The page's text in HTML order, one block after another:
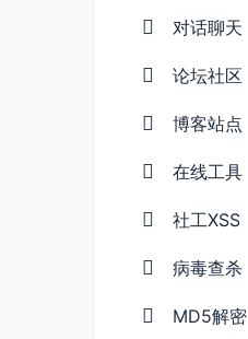
对话聊天
论坛社区
博客站点
在线工具
社工XSS
病毒查杀
MD5解密